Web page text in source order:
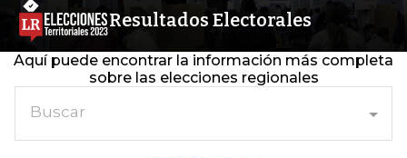
Resultados Electorales
Aquí puede encontrar la información más completa
sobre las elecciones regionales
Buscar